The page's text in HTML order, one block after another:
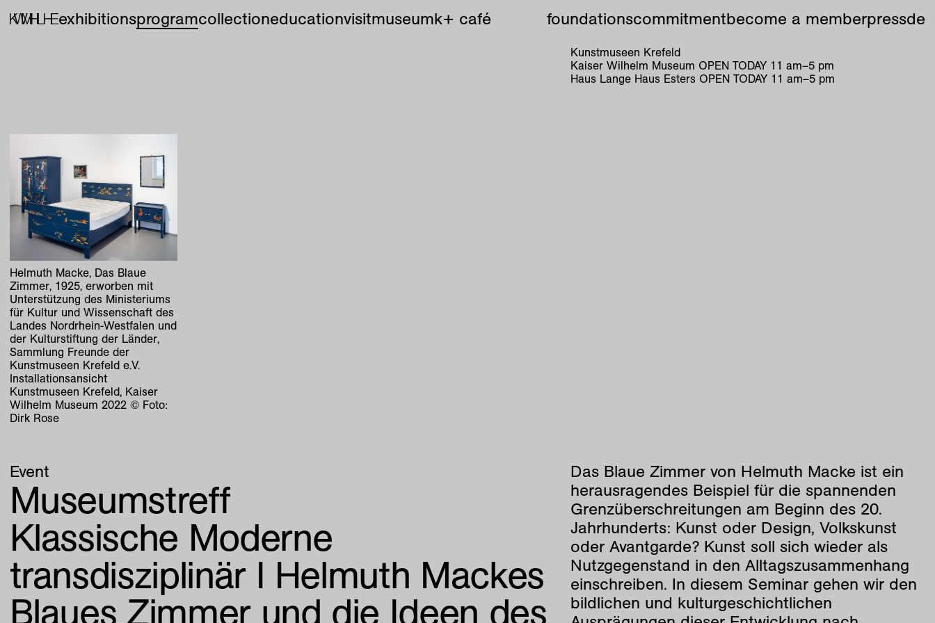
exhibitionsprogramcollectioneducationvisitmuseumk+ café foundationscommitmentbecome a memberpressde
Kunstmuseen Krefeld
Kaiser Wilhelm Museum OPEN TODAY 11 am–5 pm
Haus Lange Haus Esters OPEN TODAY 11 am–5 pm
Helmuth Macke, Das Blaue
Zimmer, 1925, erworben mit
Unterstützung des Ministeriums
für Kultur und Wissenschaft des
Landes Nordrhein-Westfalen und
der Kulturstiftung der Länder,
Sammlung Freunde der
Kunstmuseen Krefeld e.V.
Installationsansicht
Kunstmuseen Krefeld, Kaiser
Wilhelm Museum 2022 © Foto:
Dirk Rose
Event
Museumstreff
Klassische Moderne
transdisziplinär I Helmuth Mackes
Blaues Zimmer und die Ideen des
Das Blaue Zimmer von Helmuth Macke ist ein
herausragendes Beispiel für die spannenden
Grenzüberschreitungen am Beginn des 20.
Jahrhunderts: Kunst oder Design, Volkskunst
oder Avantgarde? Kunst soll sich wieder als
Nutzgegenstand in den Alltagszusammenhang
einschreiben. In diesem Seminar gehen wir den
bildlichen und kulturgeschichtlichen